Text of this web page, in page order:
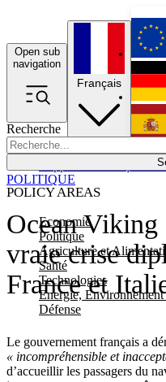
Open sub
navigation
Recherche
POLICY AREAS
Economie
Politique
Agriculture et
Santé
Technologies
Energie, Environnement
Défense
Français
Ocean Viking
vraie crise
France et
Le gouvernement français a
« incompréhensible et
d’accueillir les passagers du
POLITIQUE